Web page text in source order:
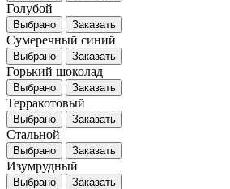
Голубой
Выбрано Заказать
Сумеречный синий
Выбрано Заказать
Горький шоколад
Выбрано Заказать
Терракотовый
Выбрано Заказать
Стальной
Выбрано Заказать
Изумрудный
Выбрано Заказать